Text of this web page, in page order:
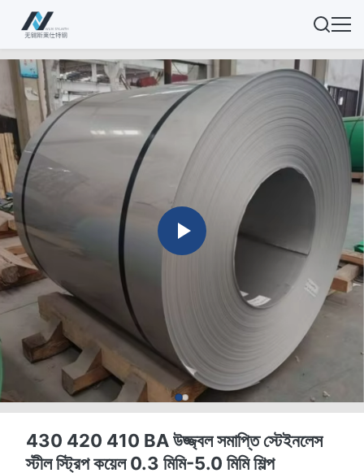
430 420 410 BA উজ্জ্বল সমাপ্তি স্টেইনলেস
স্টীল স্ট্রিপ কয়েল 0.3 মিমি-5.0 মিমি শিল্প